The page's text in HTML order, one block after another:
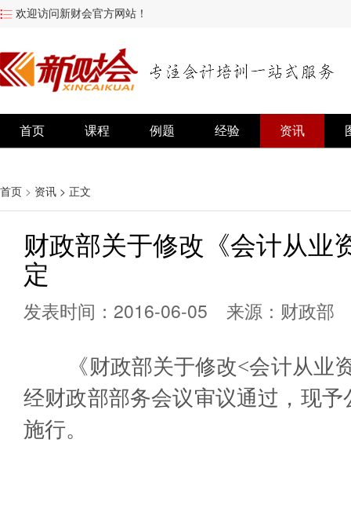
欢迎访问新财会官方网站！
首页 课程 例题 经验 资讯
首页 > 资讯 > 正文
财政部关于修改《会计从业
定
发表时间：2016-06-05 来源：财政部
《财政部关于修改<会计从业
经财政部部务会议审议通过，现予
施行。